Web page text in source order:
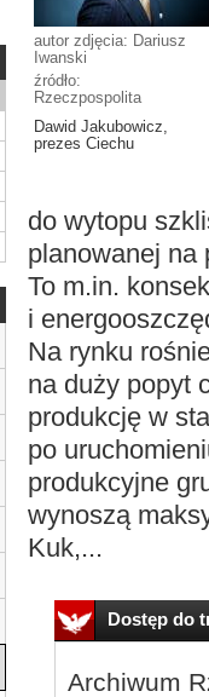
autor zdjęcia: Dariusz
Iwanski
źródło:
Rzeczpospolita
Dawid Jakubowicz,
prezes Ciechu
do wytopu
planowanej na
To m.in.
i
Na rynku
na duży popyt
produkcję w
po
produkcyjne
wynoszą
Kuk,...
Dostęp do
Archiwum